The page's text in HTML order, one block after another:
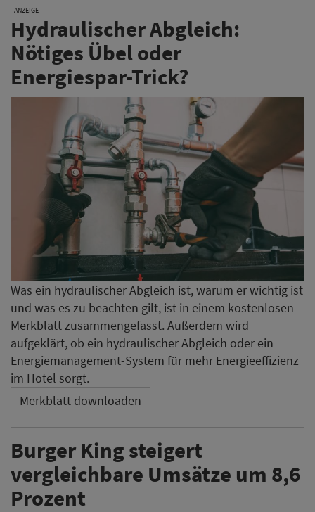
ANZEIGE
Hydraulischer Abgleich:
Nötiges Übel oder
Energiespar-Trick?
Was ein hydraulischer Abgleich ist, warum er wichtig ist
und was es zu beachten gilt, ist in einem kostenlosen
Merkblatt zusammengefasst. Außerdem wird
aufgeklärt, ob ein hydraulischer Abgleich oder ein
Energiemanagement-System für mehr Energieeffizienz
im Hotel sorgt.
Merkblatt downloaden
Burger King steigert
vergleichbare Umsätze um 8,6
Prozent